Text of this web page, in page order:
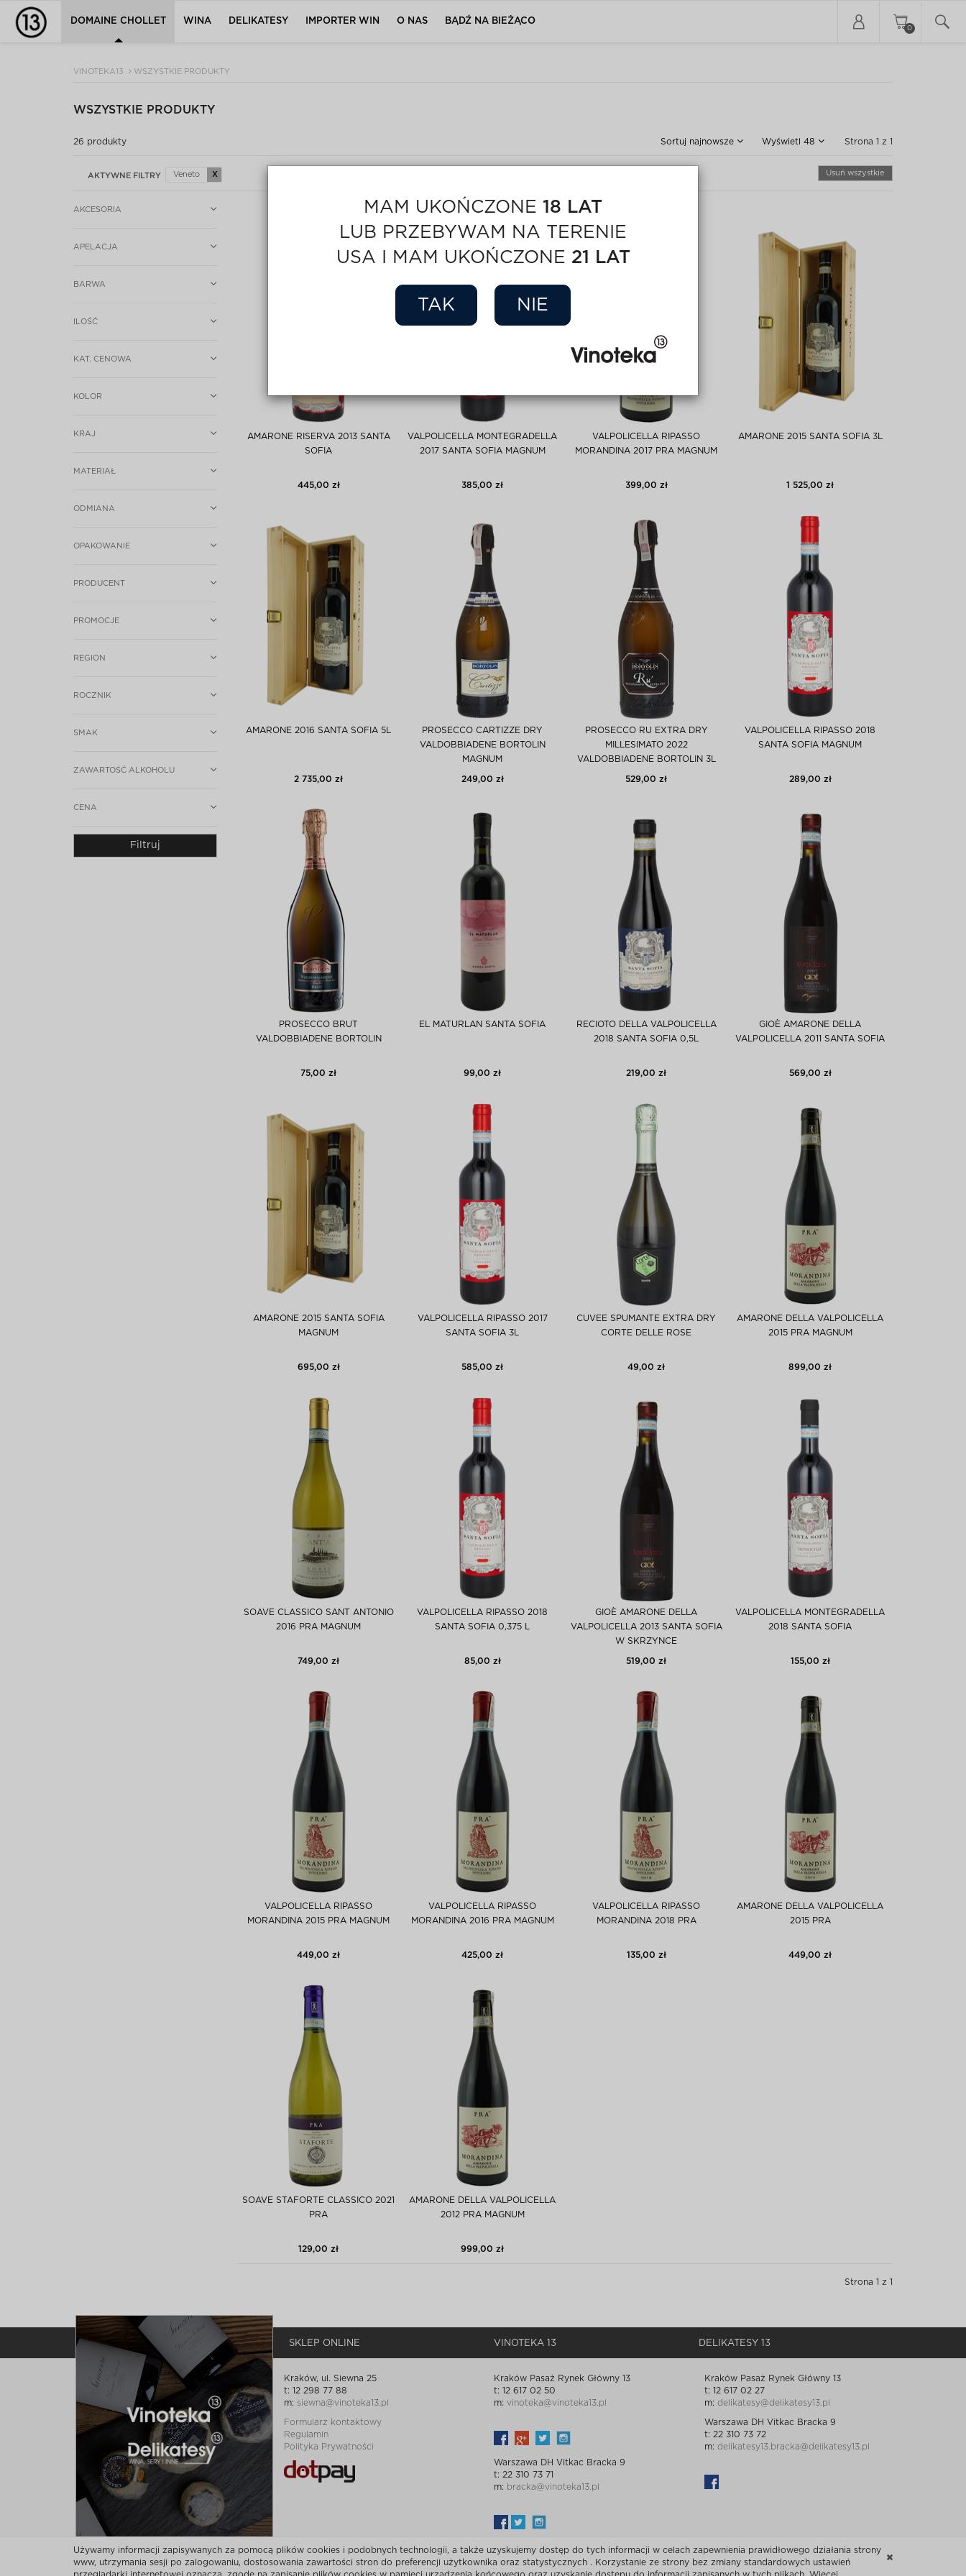
0
DOMAINE CHOLLET WINA DELIKATESY IMPORTER WIN O NAS BĄDŹ NA BIEŻĄCO
VINOTEKA13 WSZYSTKIE PRODUKTY
WSZYSTKIE PRODUKTY
26 produkty Sortuj najnowsze Wyświetl 48 Strona 1 z 1
AKTYWNE FILTRY Veneto X Usuń wszystkie
AKCESORIA
APELACJA
BARWA
ILOŚĆ
KAT. CENOWA
KOLOR
KRAJ
MATERIAŁ
ODMIANA
OPAKOWANIE
PRODUCENT
PROMOCJE
REGION
ROCZNIK
SMAK
ZAWARTOŚĆ ALKOHOLU
CENA
Filtruj
AMARONE RISERVA 2013 SANTA
SOFIA
445,00 zł
VALPOLICELLA MONTEGRADELLA
2017 SANTA SOFIA MAGNUM
385,00 zł
VALPOLICELLA RIPASSO
MORANDINA 2017 PRA MAGNUM
399,00 zł
AMARONE 2015 SANTA SOFIA 3L
1 525,00 zł
AMARONE 2016 SANTA SOFIA 5L
2 735,00 zł
PROSECCO CARTIZZE DRY
VALDOBBIADENE BORTOLIN
MAGNUM
249,00 zł
PROSECCO RU EXTRA DRY
MILLESIMATO 2022
VALDOBBIADENE BORTOLIN 3L
529,00 zł
VALPOLICELLA RIPASSO 2018
SANTA SOFIA MAGNUM
289,00 zł
PROSECCO BRUT
VALDOBBIADENE BORTOLIN
75,00 zł
EL MATURLAN SANTA SOFIA
99,00 zł
RECIOTO DELLA VALPOLICELLA
2018 SANTA SOFIA 0,5L
219,00 zł
GIOÈ AMARONE DELLA
VALPOLICELLA 2011 SANTA SOFIA
569,00 zł
AMARONE 2015 SANTA SOFIA
MAGNUM
695,00 zł
VALPOLICELLA RIPASSO 2017
SANTA SOFIA 3L
585,00 zł
CUVEE SPUMANTE EXTRA DRY
CORTE DELLE ROSE
49,00 zł
AMARONE DELLA VALPOLICELLA
2015 PRA MAGNUM
899,00 zł
SOAVE CLASSICO SANT ANTONIO
2016 PRA MAGNUM
749,00 zł
VALPOLICELLA RIPASSO 2018
SANTA SOFIA 0,375 L
85,00 zł
GIOÈ AMARONE DELLA
VALPOLICELLA 2013 SANTA SOFIA
W SKRZYNCE
519,00 zł
VALPOLICELLA MONTEGRADELLA
2018 SANTA SOFIA
155,00 zł
VALPOLICELLA RIPASSO
MORANDINA 2015 PRA MAGNUM
449,00 zł
VALPOLICELLA RIPASSO
MORANDINA 2016 PRA MAGNUM
425,00 zł
VALPOLICELLA RIPASSO
MORANDINA 2018 PRA
135,00 zł
AMARONE DELLA VALPOLICELLA
2015 PRA
449,00 zł
SOAVE STAFORTE CLASSICO 2021
PRA
129,00 zł
AMARONE DELLA VALPOLICELLA
2012 PRA MAGNUM
999,00 zł
Strona 1 z 1
SKLEP ONLINE VINOTEKA 13 DELIKATESY 13
Kraków, ul. Siewna 25
t: 12 298 77 88
m: siewna@vinoteka13.pl
Formularz kontaktowy
Regulamin
Polityka Prywatności
Kraków Pasaż Rynek Główny 13
t: 12 617 02 50
m: vinoteka@vinoteka13.pl
Warszawa DH Vitkac Bracka 9
t: 22 310 73 71
m: bracka@vinoteka13.pl
Kraków Pasaż Rynek Główny 13
t: 12 617 02 27
m: delikatesy@delikatesy13.pl
Warszawa DH Vitkac Bracka 9
t: 22 310 73 72
m: delikatesy13.bracka@delikatesy13.pl
MAM UKOŃCZONE 18 LAT
LUB PRZEBYWAM NA TERENIE
USA I MAM UKOŃCZONE 21 LAT
TAK NIE
Używamy informacji zapisywanych za pomocą plików cookies i podobnych technologii, a także uzyskujemy dostęp do tych informacji w celach zapewnienia prawidłowego działania strony
www, utrzymania sesji po zalogowaniu, dostosowania zawartości stron do preferencji użytkownika oraz statystycznych . Korzystanie ze strony bez zmiany standardowych ustawień